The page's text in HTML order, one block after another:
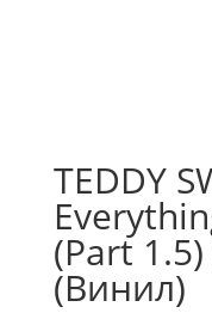
TEDDY
(Part
(Винил)